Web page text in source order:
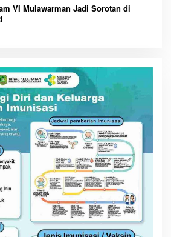
VI Mulawarman Jadi Sorotan di